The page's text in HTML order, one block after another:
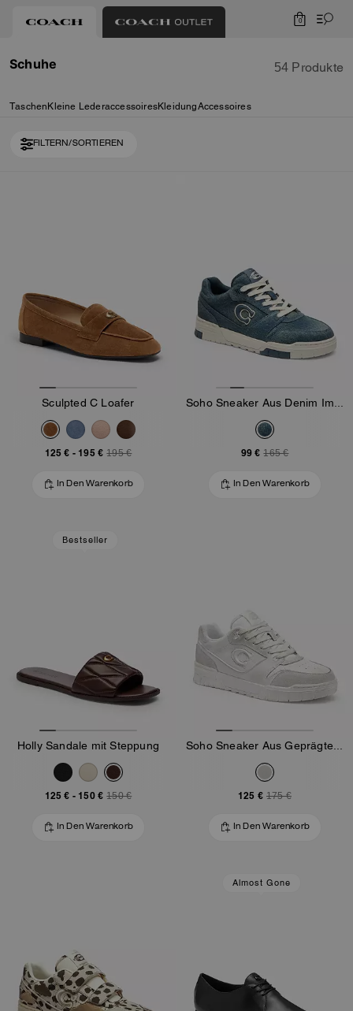
0
Schuhe 54 Produkte
Taschen Kleine LederaccessoiresKleidungAccessoires
FILTERN/SORTIEREN
Sculpted C Loafer
125 € -195 € 195 €
In Den Warenkorb
99 € 165 €
In Den Warenkorb
Bestseller
Holly Sandale mit Steppung
125 € -150 € 150 €
In Den Warenkorb
125 € 175 €
In Den Warenkorb
Almost Gone